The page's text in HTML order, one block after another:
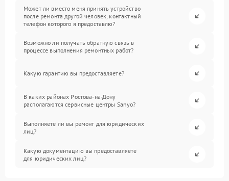
Может ли вместо меня принять устройство
после ремонта другой человек, контактный
телефон которого я предоставлю?
Возможно ли получать обратную связь в
процессе выполнения ремонтных работ?
Какую гарантию вы предоставляете?
В каких районах Ростова-на-Дону
располагаются сервисные центры Sanyo?
Выполняете ли вы ремонт для юридических
лиц?
Какую документацию вы предоставляете
для юридических лиц?